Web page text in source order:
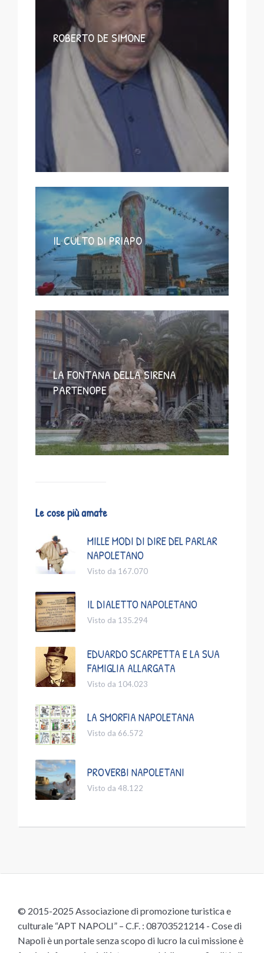
ROBERTO DE SIMONE
IL CULTO DI PRIAPO
LA FONTANA DELLA SIRENA
PARTENOPE
Le cose più amate
MILLE MODI DI DIRE DEL PARLAR
NAPOLETANO
Visto da 167.070
IL DIALETTO NAPOLETANO
Visto da 135.294
EDUARDO SCARPETTA E LA SUA
FAMIGLIA ALLARGATA
Visto da 104.023
LA SMORFIA NAPOLETANA
Visto da 66.572
PROVERBI NAPOLETANI
Visto da 48.122
© 2015-2025 Associazione di promozione turistica e
culturale “APT NAPOLI” – C.F. : 08703521214 - Cose di
Napoli è un portale senza scopo di lucro la cui missione è